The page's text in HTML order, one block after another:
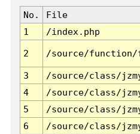
No. File
1
/index.php
2 /source/function/
3 /source/class/
4
/source/class/
5
/source/class/
6
/source/class/